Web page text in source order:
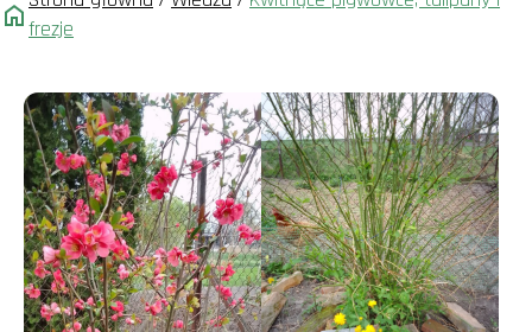
frezje